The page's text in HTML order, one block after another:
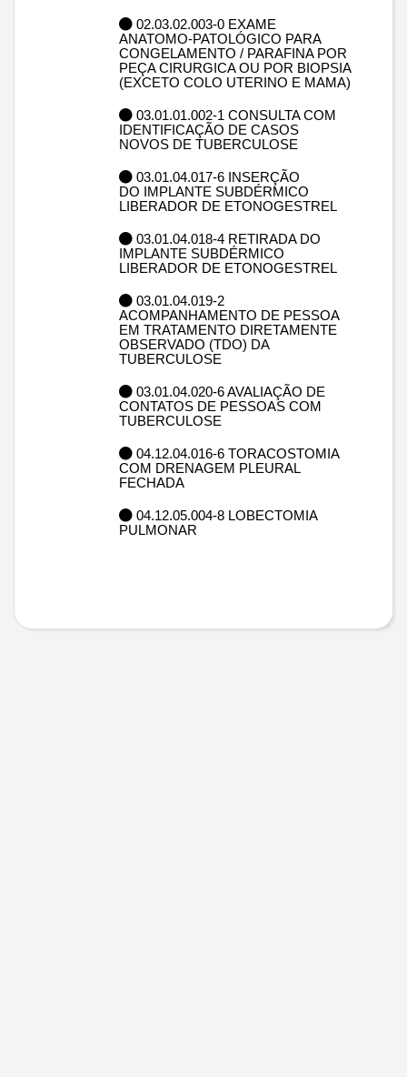
02.03.02.003-0 EXAME
ANATOMO-PATOLÓGICO PARA
CONGELAMENTO / PARAFINA POR
PEÇA CIRURGICA OU POR BIOPSIA
(EXCETO COLO UTERINO E MAMA)
03.01.01.002-1 CONSULTA COM
IDENTIFICAÇÃO DE CASOS
NOVOS DE TUBERCULOSE
03.01.04.017-6 INSERÇÃO
DO IMPLANTE SUBDÉRMICO
LIBERADOR DE ETONOGESTREL
03.01.04.018-4 RETIRADA DO
IMPLANTE SUBDÉRMICO
LIBERADOR DE ETONOGESTREL
03.01.04.019-2
ACOMPANHAMENTO DE PESSOA
EM TRATAMENTO DIRETAMENTE
OBSERVADO (TDO) DA
TUBERCULOSE
03.01.04.020-6 AVALIAÇÃO DE
CONTATOS DE PESSOAS COM
TUBERCULOSE
04.12.04.016-6 TORACOSTOMIA
COM DRENAGEM PLEURAL
FECHADA
04.12.05.004-8 LOBECTOMIA
PULMONAR